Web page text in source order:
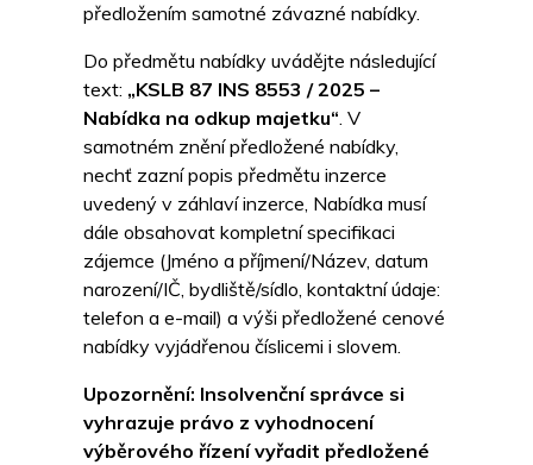
předložením samotné závazné nabídky.
Do předmětu nabídky uvádějte následující
text: „KSLB 87 INS 8553 / 2025 –
Nabídka na odkup majetku“. V
samotném znění předložené nabídky,
nechť zazní popis předmětu inzerce
uvedený v záhlaví inzerce, Nabídka musí
dále obsahovat kompletní specifikaci
zájemce (Jméno a příjmení/Název, datum
narození/IČ, bydliště/sídlo, kontaktní údaje:
telefon a e-mail) a výši předložené cenové
nabídky vyjádřenou číslicemi i slovem.
Upozornění: Insolvenční správce si
vyhrazuje právo z vyhodnocení
výběrového řízení vyřadit předložené